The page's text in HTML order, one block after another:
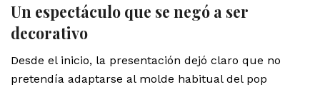
Un espectáculo que se negó a ser
decorativo
Desde el inicio, la presentación dejó claro que no
pretendía adaptarse al molde habitual del pop